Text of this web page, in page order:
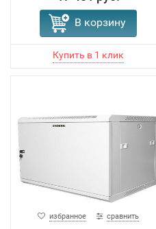
В корзину
избранное сравнить